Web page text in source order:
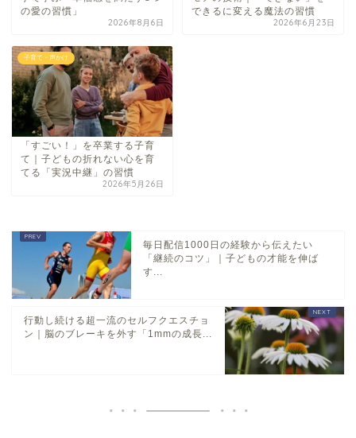
の愛の習慣」
2026年8月6日
できるに変える魔法の習慣
2026年6月23日
子育て・声かけ
「すごい！」を卒業する子育
て｜子どもの折れない心を育
てる「実況中継」の習慣
2026年5月26日
毎日配信1000日の経験から伝えたい
「継続のコツ」｜子どもの才能を伸ば
す...
行動し続ける超一流のセルフクエスチョ
ン｜脳のブレーキを外す「1mmの成長...